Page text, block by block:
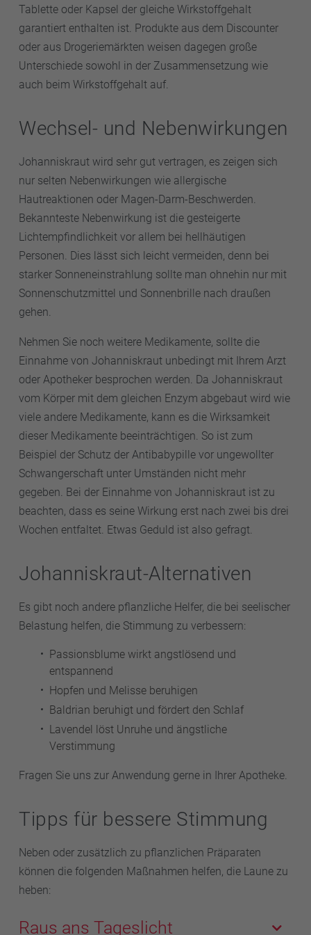
Tablette oder Kapsel der gleiche Wirkstoffgehalt
garantiert enthalten ist. Produkte aus dem Discounter
oder aus Drogeriemärkten weisen dagegen große
Unterschiede sowohl in der Zusammensetzung wie
auch beim Wirkstoffgehalt auf.
Wechsel- und Nebenwirkungen
Johanniskraut wird sehr gut vertragen, es zeigen sich
nur selten Nebenwirkungen wie allergische
Hautreaktionen oder Magen-Darm-Beschwerden.
Bekannteste Nebenwirkung ist die gesteigerte
Lichtempfindlichkeit vor allem bei hellhäutigen
Personen. Dies lässt sich leicht vermeiden, denn bei
starker Sonneneinstrahlung sollte man ohnehin nur mit
Sonnenschutzmittel und Sonnenbrille nach draußen
gehen.
Nehmen Sie noch weitere Medikamente, sollte die
Einnahme von Johanniskraut unbedingt mit Ihrem Arzt
oder Apotheker besprochen werden. Da Johanniskraut
vom Körper mit dem gleichen Enzym abgebaut wird wie
viele andere Medikamente, kann es die Wirksamkeit
dieser Medikamente beeinträchtigen. So ist zum
Beispiel der Schutz der Antibabypille vor ungewollter
Schwangerschaft unter Umständen nicht mehr
gegeben. Bei der Einnahme von Johanniskraut ist zu
beachten, dass es seine Wirkung erst nach zwei bis drei
Wochen entfaltet. Etwas Geduld ist also gefragt.
Johanniskraut-Alternativen
Es gibt noch andere pflanzliche Helfer, die bei seelischer
Belastung helfen, die Stimmung zu verbessern:
Passionsblume wirkt angstlösend und
entspannend
Hopfen und Melisse beruhigen
Baldrian beruhigt und fördert den Schlaf
Lavendel löst Unruhe und ängstliche
Verstimmung
Fragen Sie uns zur Anwendung gerne in Ihrer Apotheke.
Tipps für bessere Stimmung
Neben oder zusätzlich zu pflanzlichen Präparaten
können die folgenden Maßnahmen helfen, die Laune zu
heben:
Raus ans Tageslicht